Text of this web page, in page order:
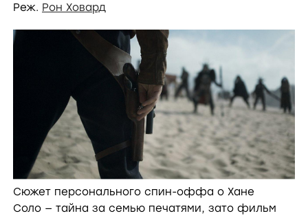
Реж. Рон Ховард
Сюжет персонального спин-оффа о Хане
Соло — тайна за семью печатями, зато фильм